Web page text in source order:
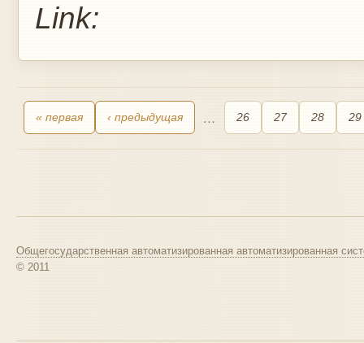
Link:
« первая ‹ предыдущая … 26 27 28 29
Общегосударственная автоматизированная автоматизированная
© 2011